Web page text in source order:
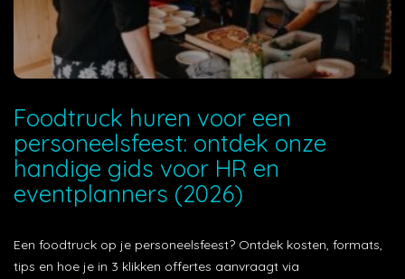
Foodtruck huren voor een
personeelsfeest: ontdek onze
handige gids voor HR en
eventplanners (2026)
Een foodtruck op je personeelsfeest? Ontdek kosten, formats,
tips en hoe je in 3 klikken offertes aanvraagt via